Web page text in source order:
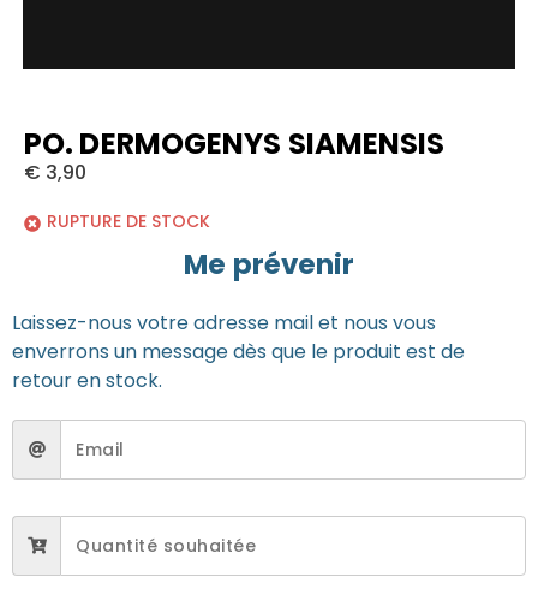
PO. DERMOGENYS SIAMENSIS
€ 3,90
RUPTURE DE STOCK
Me prévenir
Laissez-nous votre adresse mail et nous vous
enverrons un message dès que le produit est de
retour en stock.